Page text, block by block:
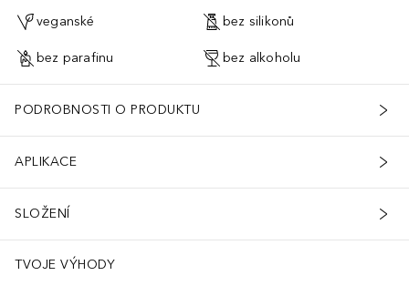
veganské bez silikonů
bez parafinu bez alkoholu
PODROBNOSTI O PRODUKTU
APLIKACE
SLOŽENÍ
TVOJE VÝHODY